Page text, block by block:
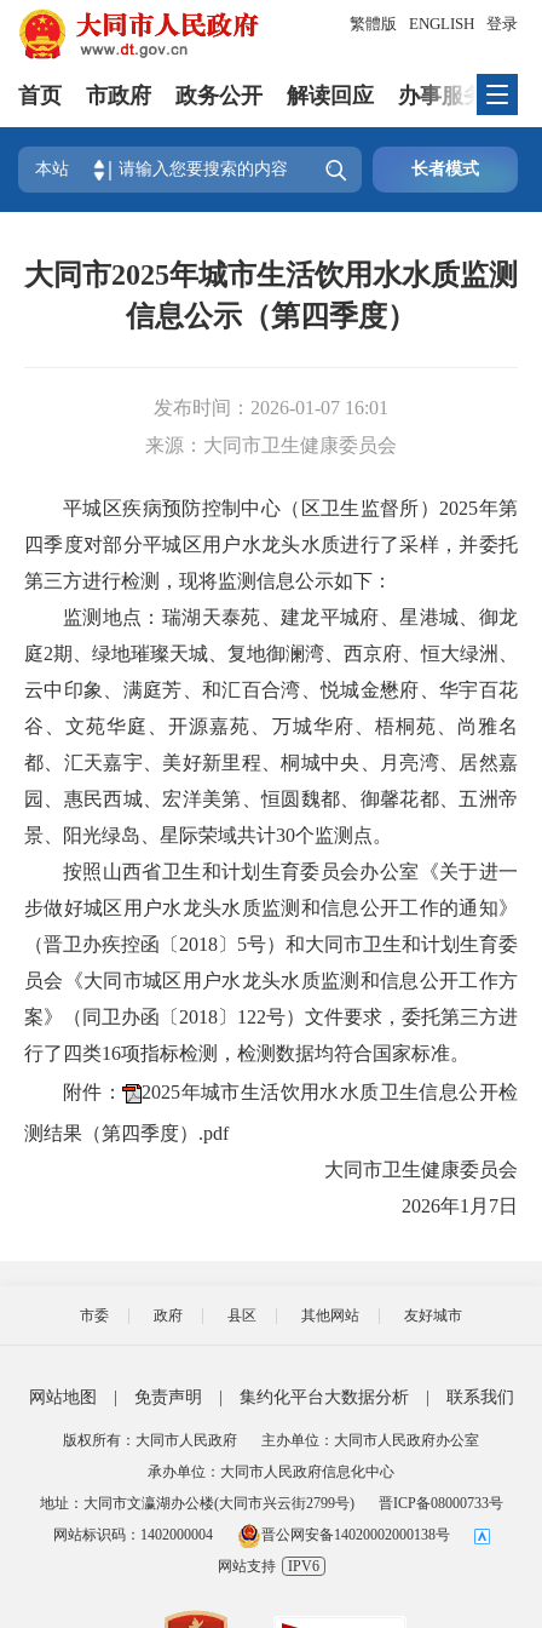
登录
繁體版 ENGLISH
首页 市政府 政务公开 解读回应 办事服务
本站  长者模式
大同市2025年城市生活饮用水水质监测
信息公示（第四季度）
发布时间： 2026-01-07 16:01
来源： 大同市卫生健康委员会
平城区疾病预防控制中心（区卫生监督所）2025年第
四季度对部分平城区用户水龙头水质进行了采样，并委托
第三方进行检测，现将监测信息公示如下：
监测地点：瑞湖天泰苑、建龙平城府、星港城、御龙
庭2期、绿地璀璨天城、复地御澜湾、西京府、恒大绿洲、
云中印象、满庭芳、和汇百合湾、悦城金懋府、华宇百花
谷、文苑华庭、开源嘉苑、万城华府、梧桐苑、尚雅名
都、汇天嘉宇、美好新里程、桐城中央、月亮湾、居然嘉
园、惠民西城、宏洋美第、恒圆魏都、御馨花都、五洲帝
景、阳光绿岛、星际荣域共计30个监测点。
按照山西省卫生和计划生育委员会办公室《关于进一
步做好城区用户水龙头水质监测和信息公开工作的通知》
（晋卫办疾控函〔2018〕5号）和大同市卫生和计划生育委
员会《大同市城区用户水龙头水质监测和信息公开工作方
案》（同卫办函〔2018〕122号）文件要求，委托第三方进
行了四类16项指标检测，检测数据均符合国家标准。
附件：
2025年城市生活饮用水水质卫生信息公开检
测结果（第四季度）.pdf
大同市卫生健康委员会
2026年1月7日
市委 政府 县区 其他网站 友好城市
网站地图 免责声明 集约化平台大数据分析 联系我们
版权所有：大同市人民政府
主办单位：大同市人民政府办公室
承办单位：大同市人民政府信息化中心
地址：大同市文瀛湖办公楼(大同市兴云街2799号)
晋ICP备08000733号
网站标识码：1402000004
晋公网安备14020002000138号
网站支持
IPV6